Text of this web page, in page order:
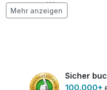
pro KA
Transfer vom / zum
Mehr anzeigen
Sicher
100.000+